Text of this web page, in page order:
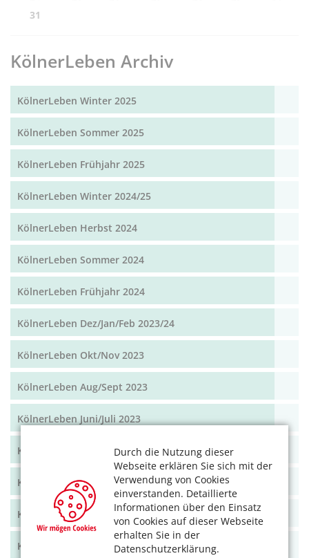
Durch die Nutzung dieser
Webseite erklären Sie sich mit der
Verwendung von Cookies
einverstanden. Detaillierte
Informationen über den Einsatz
von Cookies auf dieser Webseite
erhalten Sie in der
Datenschutzerklärung.
31
KölnerLeben Archiv
KölnerLeben Winter 2025
KölnerLeben Sommer 2025
KölnerLeben Frühjahr 2025
KölnerLeben Winter 2024/25
KölnerLeben Herbst 2024
KölnerLeben Sommer 2024
KölnerLeben Frühjahr 2024
KölnerLeben Dez/Jan/Feb 2023/24
KölnerLeben Okt/Nov 2023
KölnerLeben Aug/Sept 2023
KölnerLeben Juni/Juli 2023
KölnerLeben April/Mai 2023
KölnerLeben Feb/März 2023
KölnerLeben Dez 22/Jan 23
KölnerLeben Okt/Nov 2022